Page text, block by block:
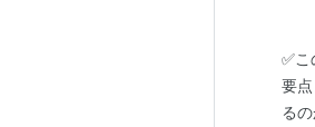
✅
要
る